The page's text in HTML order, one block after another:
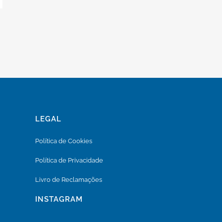
LEGAL
Política de Cookies
Política de Privacidade
Livro de Reclamações
INSTAGRAM